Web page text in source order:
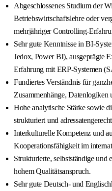
Abgeschlossenes Studium der
Betriebswirtschaftslehre oder
mehrjähriger Controlling-
Sehr gute Kenntnisse in BI-
Jedox, Power BI), ausgeprägte
Erfahrung mit ERP-Systemen
Fundiertes Verständnis für
Zusammenhänge, Datenlogiken
Hohe analytische Stärke sowie
strukturiert und
Interkulturelle Kompetenz und
Kooperationsfähigkeit im
Strukturierte, selbstständige und
hohem Qualitätsanspruch.
Sehr gute Deutsch- und